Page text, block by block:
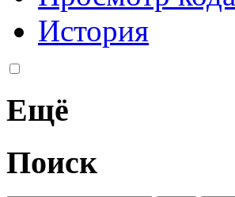
История
Ещё
Поиск